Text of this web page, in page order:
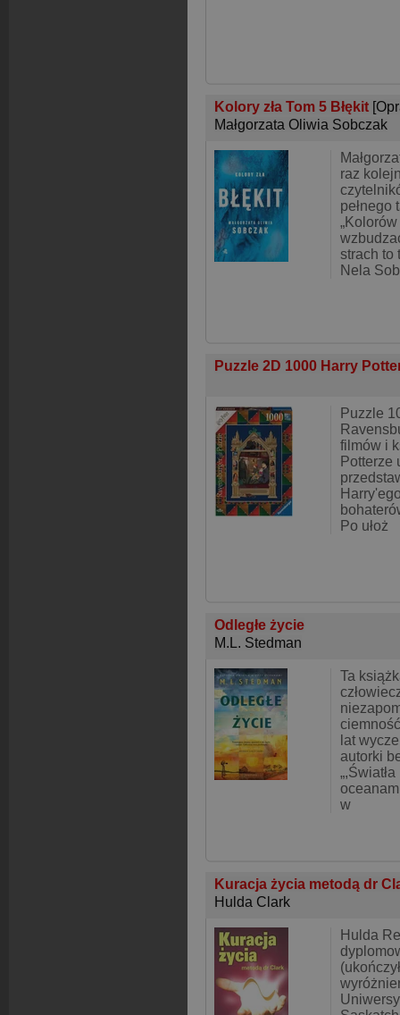
Kolory zła Tom 5 Błękit
Małgorzata Oliwia Sobczak
raz
pełnego
„Kolorów
strach to
Nela
Puzzle 2D 1000 Harry
Puzzle
filmów i
Potterze
Po ułoż
Odległe życie
M.L. Stedman
Ta
lat
autorki
w
Kuracja życia metodą dr
Hulda Clark
Hulda